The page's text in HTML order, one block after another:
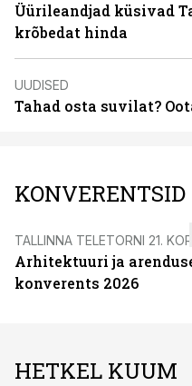
Üürileandjad küsivad
krõbedat hinda
UUDISED
Tahad osta suvilat?
KONVERENTSID
TALLINNA TELETORNI 21.
Arhitektuuri ja
konverents 2026
HETKEL KUUM